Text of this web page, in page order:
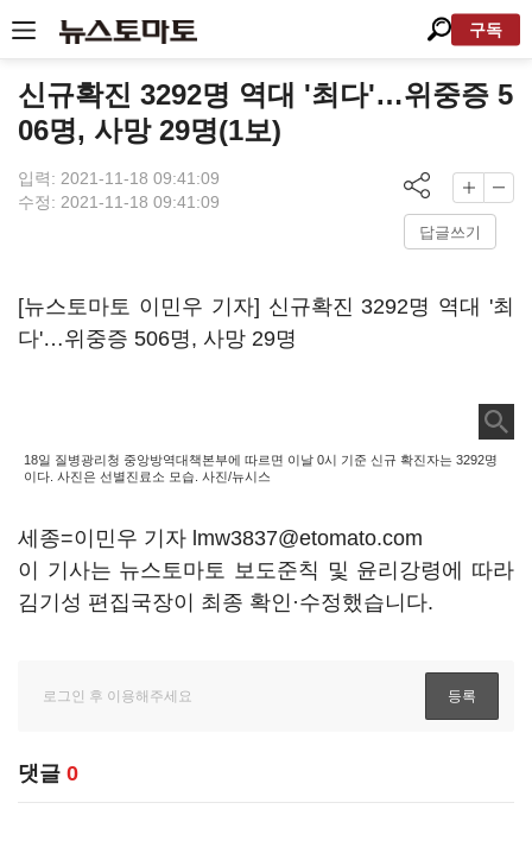
구독
신규확진 3292명 역대 '최다'…위중증 5
06명, 사망 29명(1보)
입력: 2021-11-18 09:41:09
수정: 2021-11-18 09:41:09
답글쓰기
[뉴스토마토 이민우 기자] 신규확진 3292명 역대 '최
다'…위중증 506명, 사망 29명
18일 질병광리청 중앙방역대책본부에 따르면 이날 0시 기준 신규 확진자는 3292명
이다. 사진은 선별진료소 모습. 사진/뉴시스
세종=이민우 기자 lmw3837@etomato.com
이 기사는 뉴스토마토 보도준칙 및 윤리강령에 따라
김기성 편집국장이 최종 확인·수정했습니다.
댓글 0